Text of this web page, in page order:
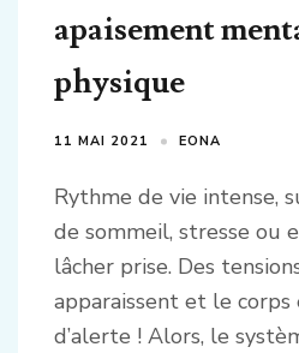
apaisement
physique
11 MAI 2021 EONA
Rythme de vie intense,
de sommeil, stresse ou
lâcher prise. Des
apparaissent et le corps
d’alerte ! Alors, le